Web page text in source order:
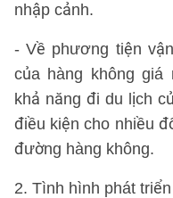
nhập cảnh.
- Về phương tiện
của hàng không giá
khả năng đi du lịch
điều kiện cho nhiều
đường hàng không.
2. Tình hình phát